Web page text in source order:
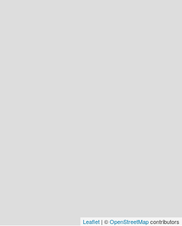
Leaflet | ©OpenStreetMapcontributors